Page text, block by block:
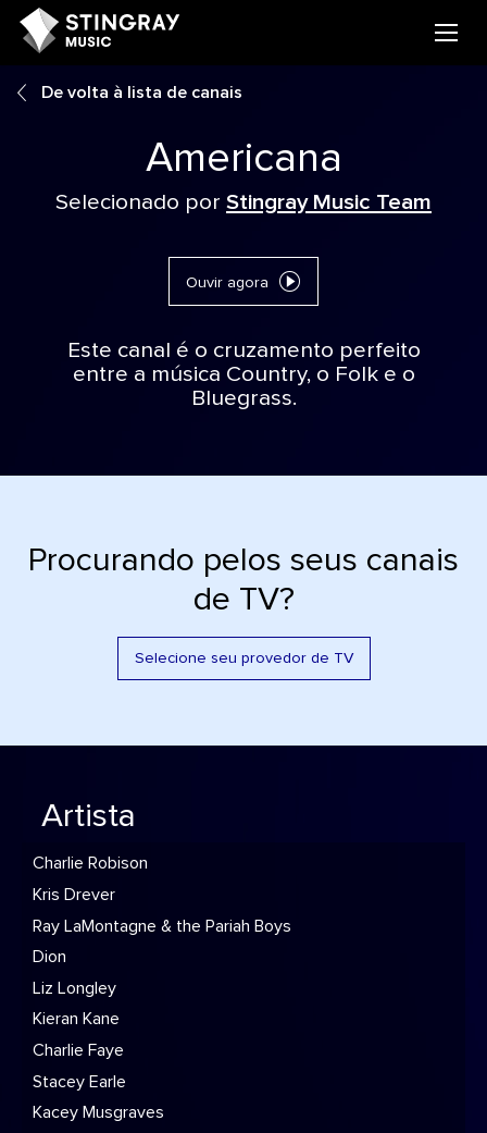
De volta à lista de canais
Americana
Selecionado por Stingray Music Team
Ouvir agora
Este canal é o cruzamento perfeito
entre a música Country, o Folk e o
Bluegrass.
Procurando pelos seus canais
de TV?
Selecione seu provedor de TV
Artista
Charlie Robison
Kris Drever
Ray LaMontagne & the Pariah Boys
Dion
Liz Longley
Kieran Kane
Charlie Faye
Stacey Earle
Kacey Musgraves